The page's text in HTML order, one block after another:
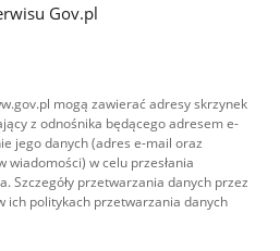
Gov.pl
mogą zawierać adresy skrzynek
z odnośnika będącego adresem e-
jego danych (adres e-mail oraz
wiadomości) w celu przesłania
Szczegóły przetwarzania danych przez
ich politykach przetwarzania danych